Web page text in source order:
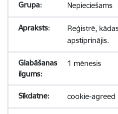
Nepieciešams
Reģistrē,
apstiprinājis.
1 mēnesis
cookie-agreed